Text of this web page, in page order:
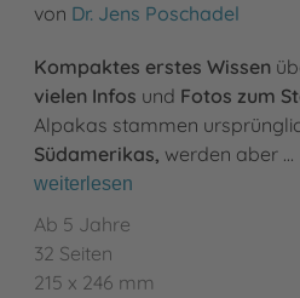
von Dr. Jens Poschadel
Kompaktes erstes Wissen
vielen Infos und Fotos zum
Alpakas stammen
Südamerikas, werden aber …
weiterlesen
Ab 5 Jahre
32 Seiten
215 x 246 mm